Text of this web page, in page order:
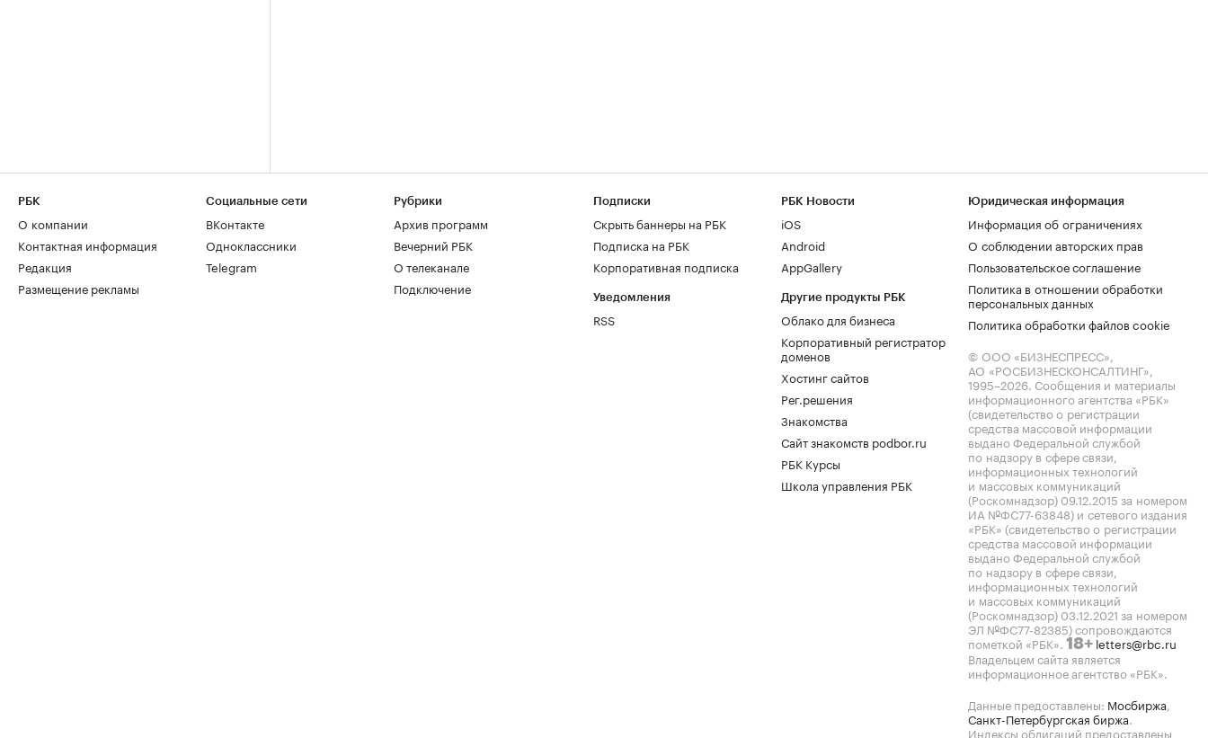
РБК
О компании
Контактная информация
Редакция
Размещение рекламы
Социальные сети
ВКонтакте
Одноклассники
Telegram
Рубрики
Архив программ
Вечерний РБК
О телеканале
Подключение
Подписки
Скрыть баннеры на РБК
Подписка на РБК
Корпоративная подписка
Уведомления
RSS
РБК Новости
iOS
Android
AppGallery
Другие продукты РБК
Облако для бизнеса
Корпоративный регистратор
доменов
Хостинг сайтов
Рег.решения
Знакомства
Сайт знакомств podbor.ru
РБК Курсы
Школа управления РБК
Юридическая информация
Информация об ограничениях
О соблюдении авторских прав
Пользовательское соглашение
Политика в отношении обработки
персональных данных
Политика обработки файлов cookie
© ООО «БИЗНЕСПРЕСС»,
АО «РОСБИЗНЕСКОНСАЛТИНГ»,
1995–2026. Сообщения и материалы
информационного агентства «РБК»
(свидетельство о регистрации
средства массовой информации
выдано Федеральной службой
по надзору в сфере связи,
информационных технологий
и массовых коммуникаций
(Роскомнадзор) 09.12.2015 за номером
ИА №ФС77-63848) и сетевого издания
«РБК» (свидетельство о регистрации
средства массовой информации
выдано Федеральной службой
по надзору в сфере связи,
информационных технологий
и массовых коммуникаций
(Роскомнадзор) 03.12.2021 за номером
ЭЛ №ФС77-82385) сопровождаются
пометкой «РБК». 18+ letters@rbc.ru
Владельцем сайта является
информационное агентство «РБК».
Данные предоставлены: Мосбиржа,
Санкт-Петербургская биржа.
Индексы облигаций предоставлены